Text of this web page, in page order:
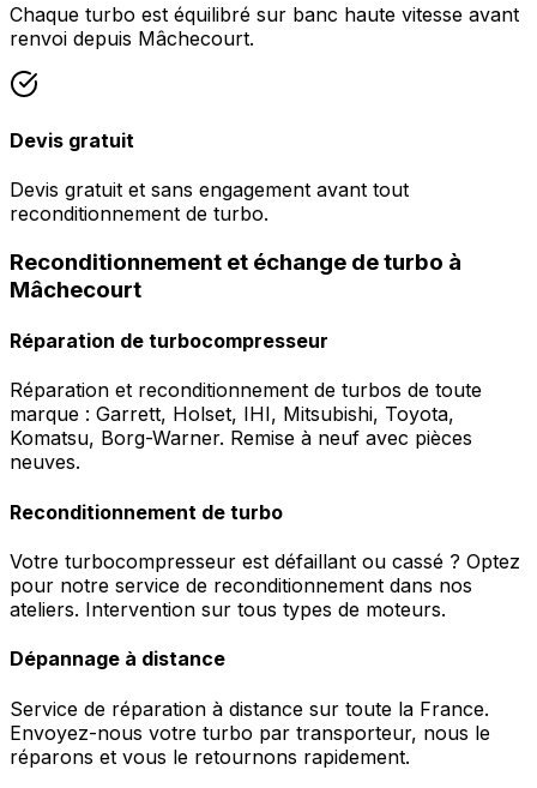
Chaque turbo est équilibré sur banc haute vitesse avant
renvoi depuis Mâchecourt.
Devis gratuit
Devis gratuit et sans engagement avant tout
reconditionnement de turbo.
Reconditionnement et échange de turbo à
Mâchecourt
Réparation de turbocompresseur
Réparation et reconditionnement de turbos de toute
marque : Garrett, Holset, IHI, Mitsubishi, Toyota,
Komatsu, Borg-Warner. Remise à neuf avec pièces
neuves.
Reconditionnement de turbo
Votre turbocompresseur est défaillant ou cassé ? Optez
pour notre service de reconditionnement dans nos
ateliers. Intervention sur tous types de moteurs.
Dépannage à distance
Service de réparation à distance sur toute la France.
Envoyez-nous votre turbo par transporteur, nous le
réparons et vous le retournons rapidement.